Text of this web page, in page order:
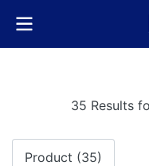
35 Results
Product (35)